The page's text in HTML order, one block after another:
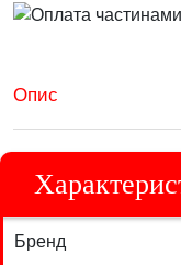
Опис
Бренд